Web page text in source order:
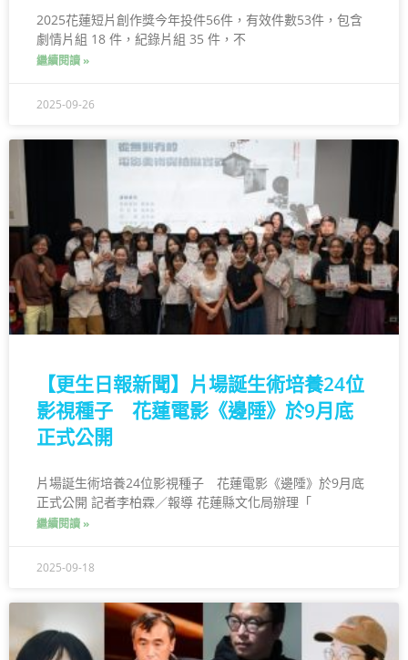
2025花蓮短片創作獎今年投件56件，有效件數53件，包含
劇情片組 18 件，紀錄片組 35 件，不
繼續閱讀 »
2025-09-26
【更生日報新聞】片場誕生術培養24位
影視種子 花蓮電影《邊陲》於9月底
正式公開
片場誕生術培養24位影視種子 花蓮電影《邊陲》於9月底
正式公開 記者李柏霖／報導 花蓮縣文化局辦理「
繼續閱讀 »
2025-09-18